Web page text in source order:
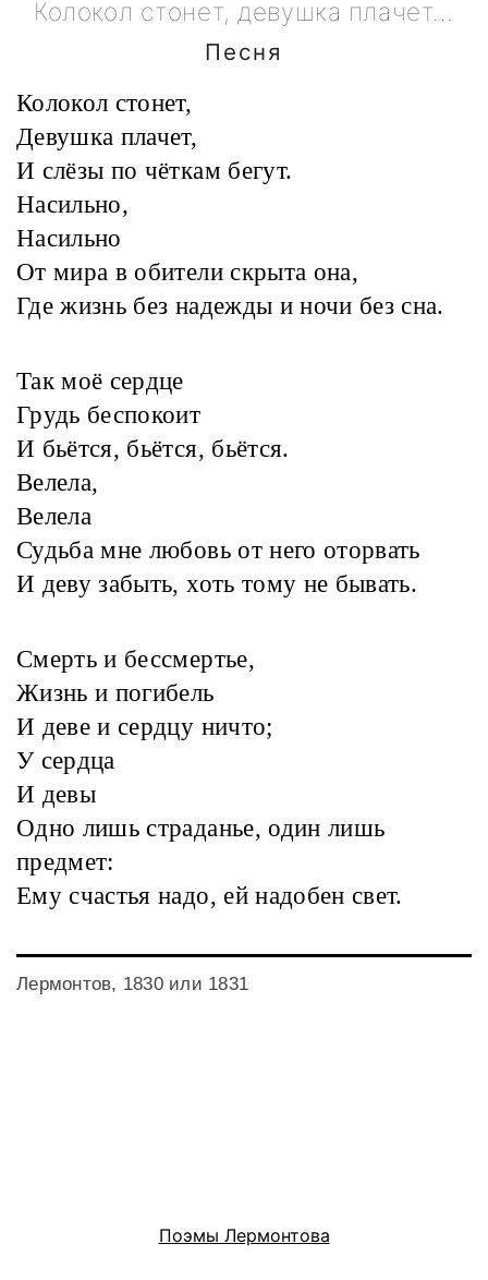
Колокол стонет, девушка плачет…
Песня
Колокол стонет,
Девушка плачет,
И слёзы по чёткам бегут.
Насильно,
Насильно
От мира в обители скрыта она,
Где жизнь без надежды и ночи без сна.
Так моё сердце
Грудь беспокоит
И бьётся, бьётся, бьётся.
Велела,
Велела
Судьба мне любовь от него оторвать
И деву забыть, хоть тому не бывать.
Смерть и бессмертье,
Жизнь и погибель
И деве и сердцу ничто;
У сердца
И девы
Одно лишь страданье, один лишь
предмет:
Ему счастья надо, ей надобен свет.
Лермонтов, 1830 или 1831
Поэмы Лермонтова